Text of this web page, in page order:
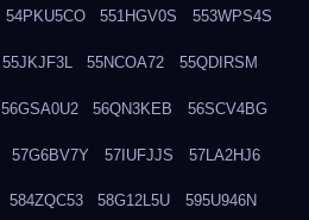
54PKU5CO 551HGV0S 553WPS4S
55JKJF3L 55NCOA72 55QDIRSM
56GSA0U2 56QN3KEB 56SCV4BG
57G6BV7Y 57IUFJJS 57LA2HJ6
584ZQC53 58G12L5U 595U946N